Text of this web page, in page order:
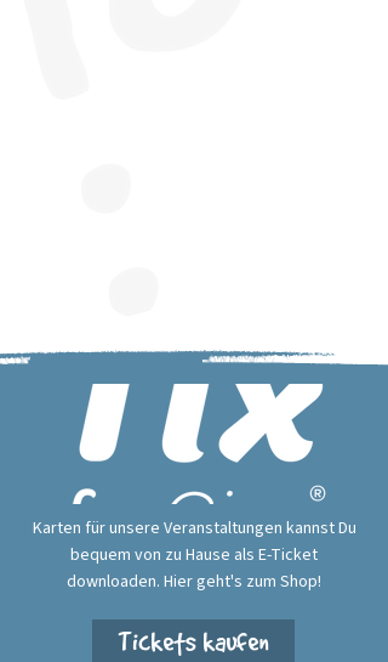
Karten für unsere Veranstaltungen kannst Du
bequem von zu Hause als E-Ticket
downloaden. Hier geht's zum Shop!
Tickets kaufen